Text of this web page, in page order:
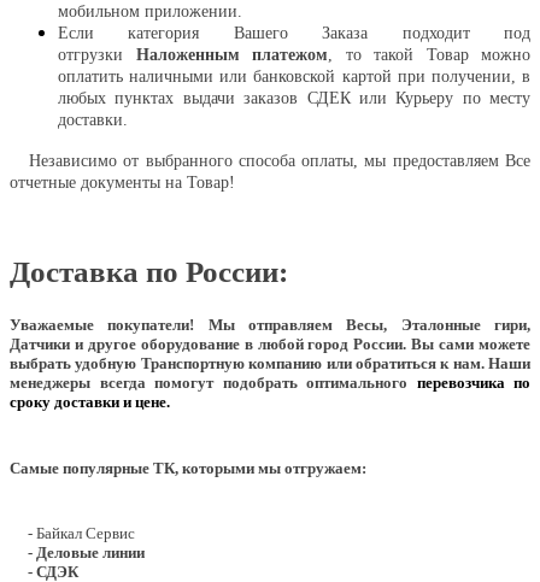
мобильном приложении.
Если категория Вашего Заказа подходит под
отгрузки Наложенным платежом , то такой Товар можно
оплатить наличными или банковской картой при получении, в
любых пунктах выдачи заказов СДЕК или Курьеру по месту
доставки.
Независимо от выбранного способа оплаты, мы предоставляем Все
отчетные документы на Товар!
Доставка по России:
Уважаемые покупатели! Мы отправляем Весы, Эталонные гири,
Датчики и другое оборудование в любой город России. Вы сами можете
выбрать удобную Транспортную компанию или обратиться к нам. Наши
менеджеры всегда помогут подобрать оптимального перевозчика по
сроку доставки и цене.
Самые популярные ТК, которыми мы отгружаем:
- Байкал Сервис
- Деловые линии
- СДЭК